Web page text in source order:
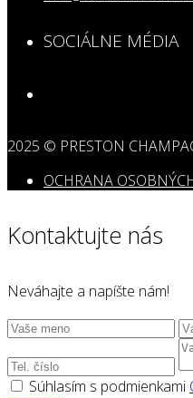
SOCIÁLNE MÉDIA
2025 © PRESTON
OCHRANA
Kontaktujte nás
Neváhajte a napíšte nám!
Súhlasím s podmienkami